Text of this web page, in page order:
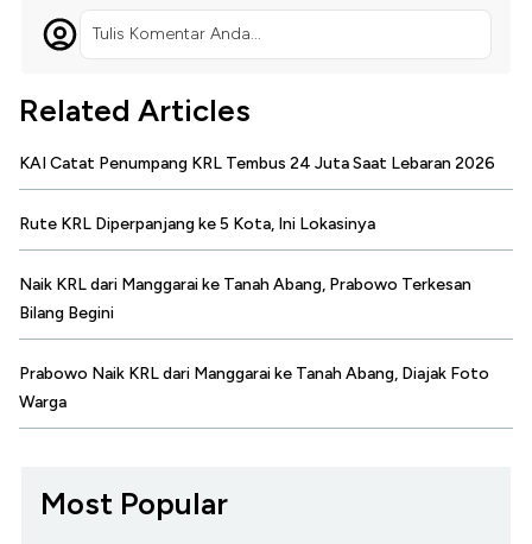
Tulis Komentar Anda...
Related Articles
KAI Catat Penumpang KRL Tembus 24 Juta Saat Lebaran 2026
Rute KRL Diperpanjang ke 5 Kota, Ini Lokasinya
Naik KRL dari Manggarai ke Tanah Abang, Prabowo Terkesan
Bilang Begini
Prabowo Naik KRL dari Manggarai ke Tanah Abang, Diajak Foto
Warga
Most Popular